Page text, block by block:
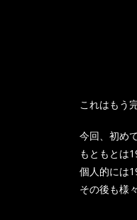
これはもう
今回、初め
もともとは
個人的には
その後も様